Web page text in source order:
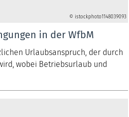
© istockphoto1148039093
in der WfbM
Urlaubsanspruch, der durch
wobei Betriebsurlaub und